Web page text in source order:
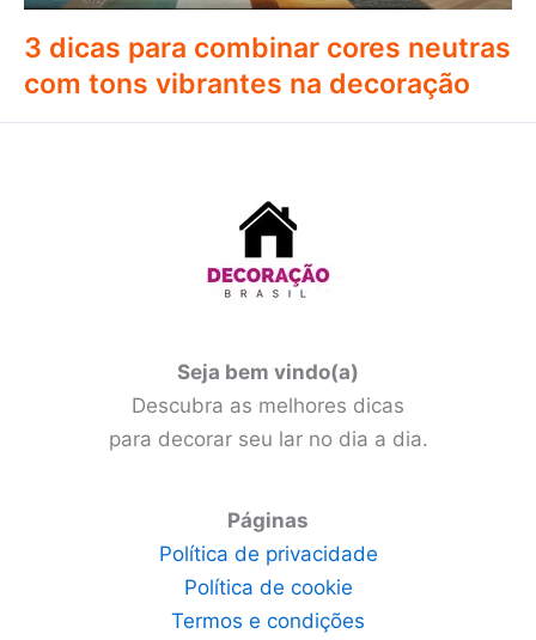
3 dicas para combinar cores neutras
com tons vibrantes na decoração
Seja bem vindo(a)
Descubra as melhores dicas
para decorar seu lar no dia a dia.
Páginas
Política de privacidade
Política de cookie
Termos e condições